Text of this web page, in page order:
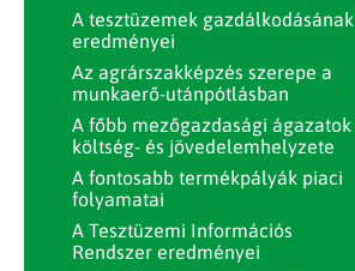
A tesztüzemek gazdálkodásának
eredményei
Az agrárszakképzés szerepe a
munkaerő-utánpótlásban
A főbb mezőgazdasági ágazatok
költség- és jövedelemhelyzete
A fontosabb termékpályák piaci
folyamatai
A Tesztüzemi Információs
Rendszer eredményei